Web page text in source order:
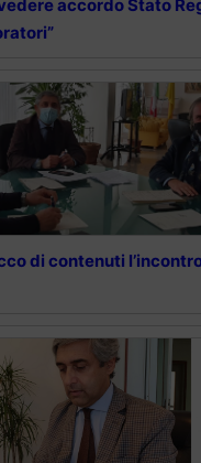
accordo Stato
di contenuti